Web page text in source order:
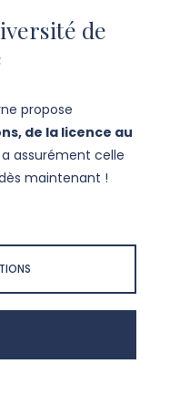
de
propose
de la licence au
a assurément celle
maintenant !